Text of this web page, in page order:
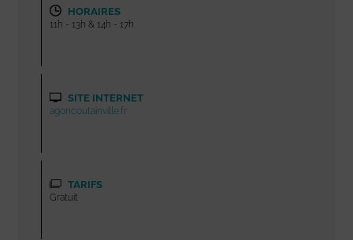
HORAIRES
11h - 13h & 14h - 17h
SITE INTERNET
agoncoutainville.fr
TARIFS
Gratuit